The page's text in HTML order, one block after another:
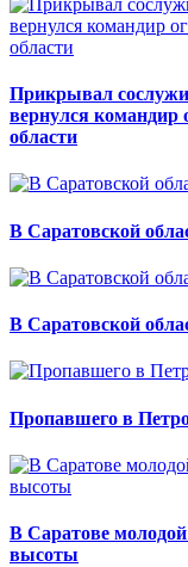
Прикрывал
вернулся командир
области
В Саратовской
В Саратовской
Пропавшего в
В Саратове
высоты